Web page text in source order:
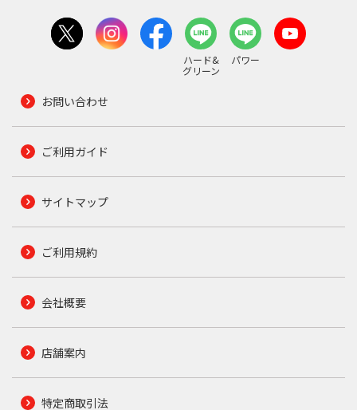
ハード&
グリーン
パワー
お問い合わせ
ご利用ガイド
サイトマップ
ご利用規約
会社概要
店舗案内
特定商取引法